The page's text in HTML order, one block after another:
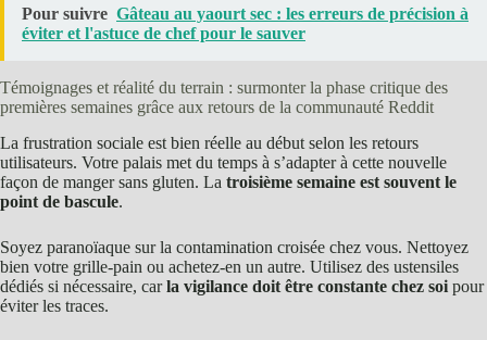
Pour suivre Gâteau au yaourt sec : les erreurs de précision à
éviter et l'astuce de chef pour le sauver
Témoignages et réalité du terrain : surmonter la phase critique des
premières semaines grâce aux retours de la communauté Reddit
La frustration sociale est bien réelle au début selon les retours
utilisateurs. Votre palais met du temps à s’adapter à cette nouvelle
façon de manger sans gluten. La troisième semaine est souvent le
point de bascule.
Soyez paranoïaque sur la contamination croisée chez vous. Nettoyez
bien votre grille-pain ou achetez-en un autre. Utilisez des ustensiles
dédiés si nécessaire, carla vigilance doit être constante chez soi pour
éviter les traces.